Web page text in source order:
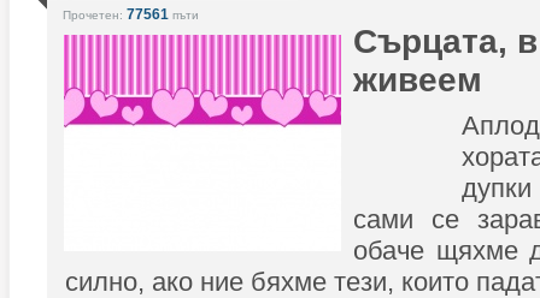
Прочетен: 77561 пъти
Сърцата,
живеем
сами се
обаче щяхме
силно, ако ние бяхме тези, които